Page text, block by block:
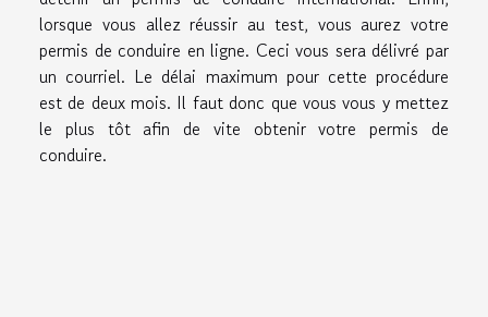
lorsque vous allez réussir au test, vous aurez votre
permis de conduire en ligne. Ceci vous sera délivré par
un courriel. Le délai maximum pour cette procédure
est de deux mois. Il faut donc que vous vous y mettez
le plus tôt afin de vite obtenir votre permis de
conduire.